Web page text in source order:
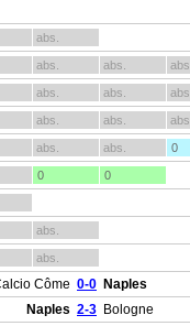
abs.
abs. abs.
abs. abs.
abs. abs.
abs. abs. 0
0 0
abs.
abs.
Côme 0-0 Naples
Naples 2-3 Bologne